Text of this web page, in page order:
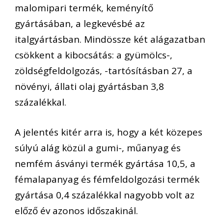
malomipari termék, keményítő
gyártásában, a legkevésbé az
italgyártásban. Mindössze két alágazatban
csökkent a kibocsátás: a gyümölcs-,
zöldségfeldolgozás, -tartósításban 27, a
növényi, állati olaj gyártásban 3,8
százalékkal.
A jelentés kitér arra is, hogy a két közepes
súlyú alág közül a gumi-, műanyag és
nemfém ásványi termék gyártása 10,5, a
fémalapanyag és fémfeldolgozási termék
gyártása 0,4 százalékkal nagyobb volt az
előző év azonos időszakinál.